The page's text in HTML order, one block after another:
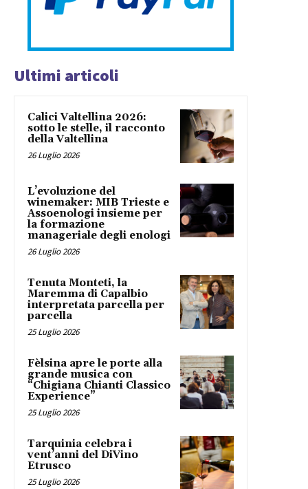
Ultimi articoli
Calici Valtellina 2026:
sotto le stelle, il racconto
della Valtellina
26 Luglio 2026
L’evoluzione del
winemaker: MIB Trieste e
Assoenologi insieme per
la formazione
manageriale degli enologi
26 Luglio 2026
Tenuta Monteti, la
Maremma di Capalbio
interpretata parcella per
parcella
25 Luglio 2026
Fèlsina apre le porte alla
grande musica con
“Chigiana Chianti Classico
Experience”
25 Luglio 2026
Tarquinia celebra i
vent’anni del DiVino
Etrusco
25 Luglio 2026